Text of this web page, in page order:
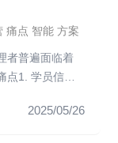
痛点 智能 方案
者普遍面临着
1. 学员信息
2025/05/26